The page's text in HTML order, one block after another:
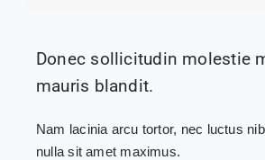
Donec sollicitudin molestie
mauris blandit.
Nam lacinia arcu tortor, nec luctus
nulla sit amet maximus.